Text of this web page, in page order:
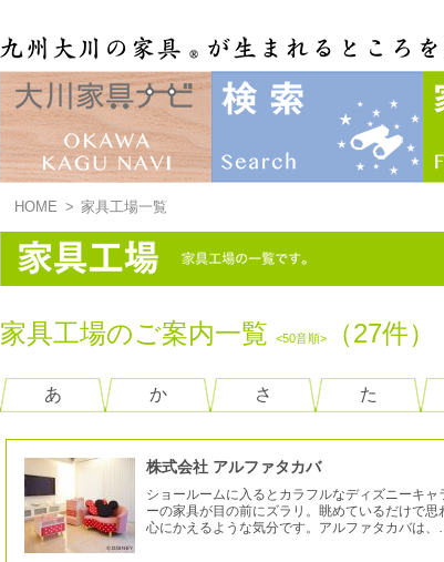
HOME > 家具工場一覧
家具工場のご案内一覧 <50音順> （27件）
あ か さ た
株式会社 アルファタカバ
ショールームに入るとカラフルなディズニーキャ
ーの家具が目の前にズラリ。眺めているだけで思
心にかえるような気分です。アルファタカバは